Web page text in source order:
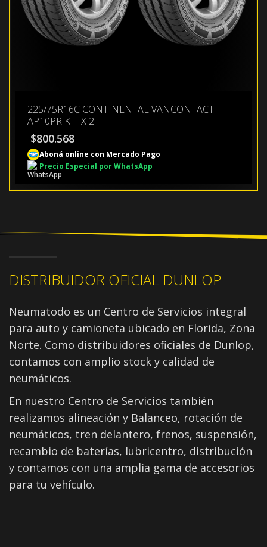
225/75R16C CONTINENTAL VANCONTACT
AP10PR KIT X 2
$800.568
Aboná online con Mercado Pago
Precio Especial por WhatsApp
DISTRIBUIDOR OFICIAL DUNLOP
Neumatodo es un Centro de Servicios integral
para auto y camioneta ubicado en Florida, Zona
Norte. Como distribuidores oficiales de Dunlop,
contamos con amplio stock y calidad de
neumáticos.
En nuestro Centro de Servicios también
realizamos alineación y Balanceo, rotación de
neumáticos, tren delantero, frenos, suspensión,
recambio de baterías, lubricentro, distribución
y contamos con una amplia gama de accesorios
para tu vehículo.